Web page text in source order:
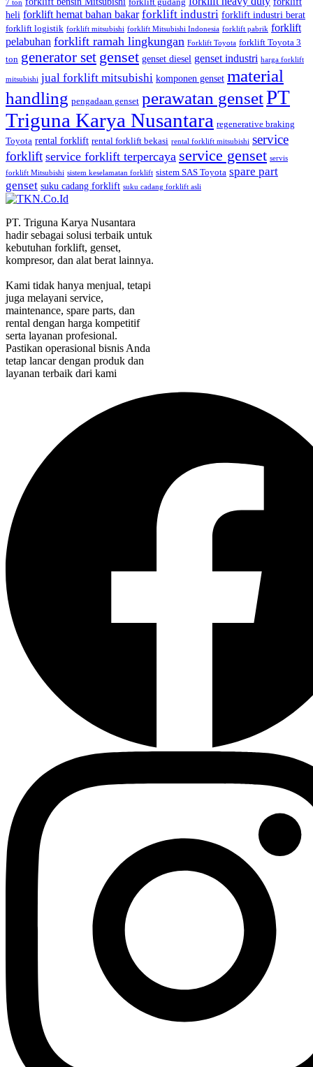
7 ton forklift gudang
heli forklift hemat bahan bakar forklift industri forklift industri berat
forklift logistik forklift mitsubishi forklift Mitsubishi Indonesia forklift pabrik forklift
pelabuhan forklift ramah lingkungan Forklift Toyota forklift Toyota 3
ton generator set genset genset diesel genset industri harga forklift
mitsubishi jual forklift mitsubishi komponen genset material
handling pengadaan genset perawatan gensetPT
Triguna Karya Nusantara regenerative braking
Toyota rental forklift rental forklift bekasi rental forklift mitsubishi service
forklift service forklift terpercaya service genset servis
forklift Mitsubishi sistem keselamatan forklift sistem SAS Toyota spare part
genset suku cadang forklift suku cadang forklift asli
PT. Triguna Karya Nusantara
hadir sebagai solusi terbaik untuk
kebutuhan forklift, genset,
kompresor, dan alat berat lainnya.
Kami tidak hanya menjual, tetapi
juga melayani service,
maintenance, spare parts, dan
rental dengan harga kompetitif
serta layanan profesional.
Pastikan operasional bisnis Anda
tetap lancar dengan produk dan
layanan terbaik dari kami